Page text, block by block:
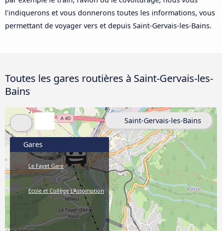
l'indiquerons et vous donnerons toutes les informations, vous
permettant de voyager vers et depuis Saint-Gervais-les-Bains.
Toutes les gares routières à Saint-Gervais-les-
Bains
Gares
Le Fayet Gare
Ecole et Collège L'Assomption
Saint-Gervais-les-Bains